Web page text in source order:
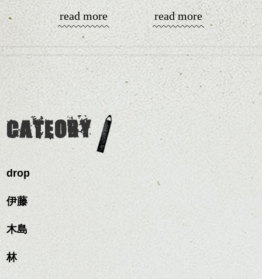
ハンサムショート／ヘッド
スパ／伸びても目立たない
ヘアカラー/ハイライト/ダブ
ルカラー/髪質改善/TOKIOト
リートメント/ブリーチ/イン
ナーカラー/イルミナカラー/
ミニボブ/抜け感ショート/バ
レイヤージュ/縮毛矯正
シバタ
カラーリングとの組み合
ながら楽しむ事ができる
のも
とても良いところです。
ダークトーンの色味でク
ナチュラルなベージュカ
ラーで全体にツヤと透明
感をプラスして
スタイリング方法は全体
せます。
これからのスタイルチェ
丸みショートでタイトに
演出したスタイルもこれ
からの季節とてもおすす
めですね。
前髪を軽めに調整し、フ
ェイスラインのデザイン
ですっきりした印象にな
バックを短めにカットし
全体のボリューム感がコ
ンパクトになるようにす
るのが良い感じです。
read more
コンパクトなフォルムが
全体のバランスを良く見
せてくれる効果もあり、
いろんなシーンに雰囲気
をだしやすくスタイリン
グも簡単で良いので朝の
時短にも◎
そんなショートカット。
read more
CATEORY
drop
伊藤
木島
林